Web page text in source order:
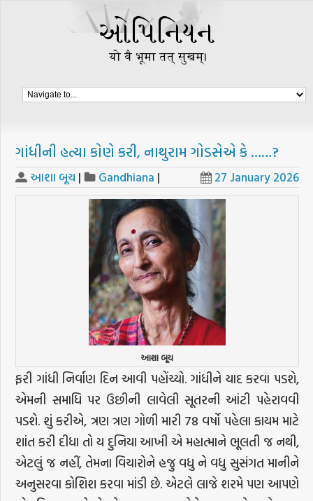
ગાંધીની હત્યા કોણે કરી, નાથુરામ ગોડસેએ કે ……?
આશા બૂચ | Gandhiana | 27 January 2026
આશા બૂચ
ફરી ગાંધી નિર્વાણ દિન આવી પહોંચ્યો. ગાંધીને યાદ કરવા પડશે,
એમની સમાધિ પર ઉછીની લાવેલી સૂતરની આંટી પહેરાવવી
પડશે. શું કરીએ, ત્રણ ત્રણ ગોળી મારી 78 વર્ષો પહેલા કાયમ માટે
શાંત કરી દીધા તો ય દુનિયા આખી એ મહાત્માને ભૂલતી જ નથી,
એટલું જ નહીં, તેમના વિચારોને હજુ વધુ ને વધુ સુસંગત માનીને
અનુસરવા કોશિશ કરવા માંડી છે. એટલે લાજે શરમે પણ આપણે